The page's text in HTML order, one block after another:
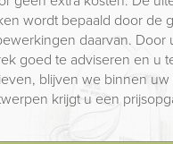
wordt bepaald door de
daarvan. Door
goed te adviseren en u
blijven we binnen
krijgt u een